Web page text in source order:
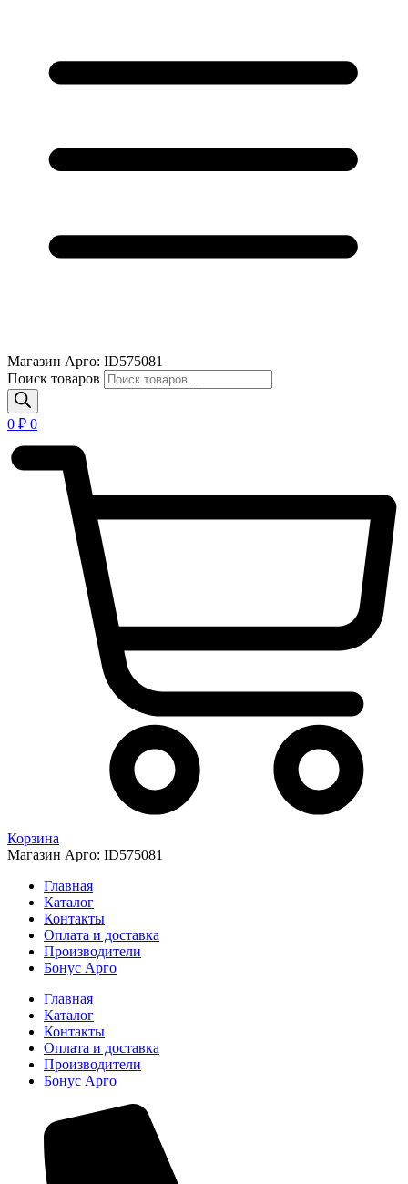
Магазин Арго: ID575081
Поиск товаров
0 ₽ 0
Корзина
Магазин Арго: ID575081
Главная
Каталог
Контакты
Оплата и доставка
Производители
Бонус Арго
Главная
Каталог
Контакты
Оплата и доставка
Производители
Бонус Арго